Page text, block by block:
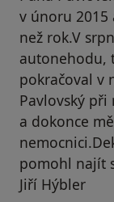
v únoru 2015
než rok.V
autonehodu,
pokračoval v
Pavlovský
a dokonce
pomohl najít
Jiří Hýbler